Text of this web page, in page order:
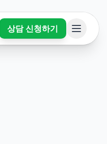
상담 신청하기